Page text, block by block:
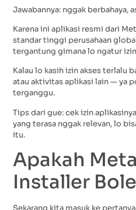
Jawabannya: nggak berbahaya,
Karena ini aplikasi resmi dari
standar tinggi perusahaan
tergantung gimana lo ngatur
Kalau lo kasih izin akses terlalu
atau aktivitas aplikasi lain — ya
terganggu.
Tips dari gue: cek izin
yang terasa nggak relevan, lo
itu.
Apakah
Installer